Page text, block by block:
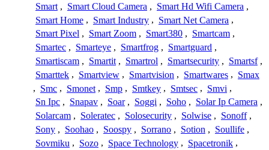
Smart , Smart Cloud Camera , Smart Hd Wifi Camera ,
Smart Home , Smart Industry , Smart Net Camera ,
Smart Pixel , Smart Zoom , Smart380 , Smartcam ,
Smartec , Smarteye , Smartfrog , Smartguard ,
Smartiscam , Smartit , Smartrol , Smartsecurity , Smartsf ,
Smarttek , Smartview , Smartvision , Smartwares , Smax
, Smc , Smonet , Smp , Smtkey , Smtsec , Smvi ,
Sn Ipc , Snapav , Soar , Soggi , Soho , Solar Ip Camera ,
Solarcam , Soleratec , Solosecurity , Solwise , Sonoff ,
Sony , Soohao , Soospy , Sorrano , Sotion , Soullife ,
Sovmiku , Sozo , Space Technology , Spacetronik ,